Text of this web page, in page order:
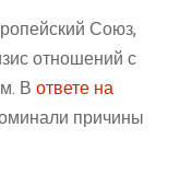
Союз,
отношений с
В ответе на
причины